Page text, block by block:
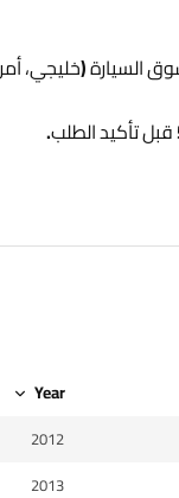
Year
2012
2013